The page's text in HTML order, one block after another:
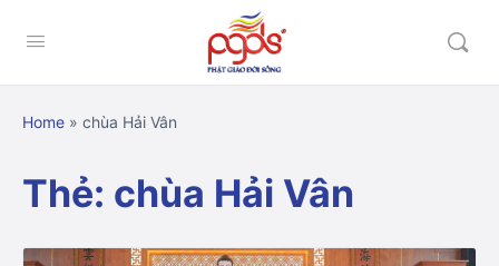
Home » chùa Hải Vân
Thẻ: chùa Hải Vân